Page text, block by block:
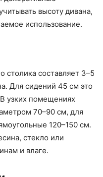
высоту дивана,
использование.
столика составляет 3–5
Для сидений 45 см это
узких помещениях
70–90 см, для
120–150 см.
стекло или
и влаге.